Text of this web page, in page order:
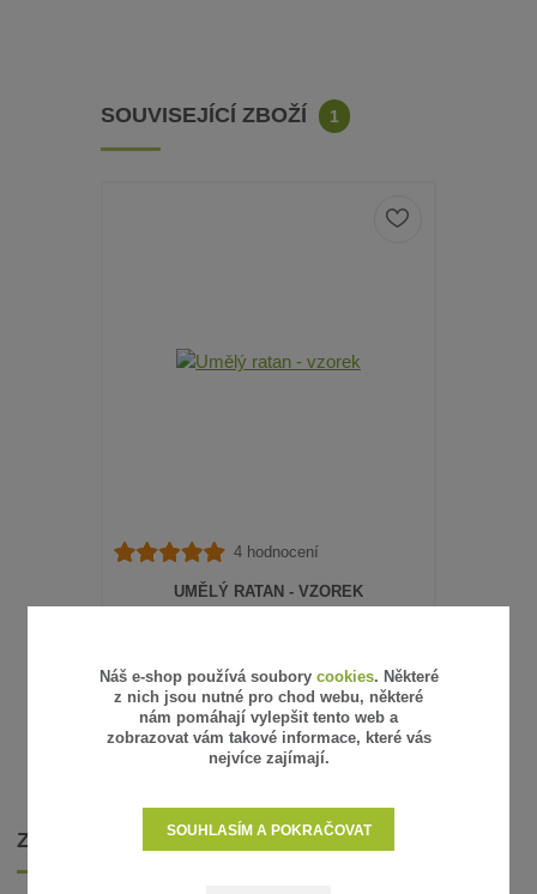
SOUVISEJÍCÍ ZBOŽÍ 1
4 hodnocení
UMĚLÝ RATAN - VZOREK
ZVOLIT VARIANTU
ZBOŽÍ ZAŘAZENO V KATEGORIÍCH
Náš e-shop používá soubory cookies. Některé
z nich jsou nutné pro chod webu, některé
nám pomáhají vylepšit tento web a
zobrazovat vám takové informace, které vás
nejvíce zajímají.
SOUHLASÍM A POKRAČOVAT